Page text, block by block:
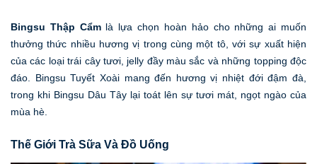
Bingsu Thập Cẩmlà lựa chọn hoàn hảo cho những ai muốn
thưởng thức nhiều hương vị trong cùng một tô, với sự xuất hiện
của các loại trái cây tươi, jelly đầy màu sắc và những topping độc
đáo. Bingsu Tuyết Xoài mang đến hương vị nhiệt đới đậm đà,
trong khi Bingsu Dâu Tây lại toát lên sự tươi mát, ngọt ngào của
mùa hè.
Thế Giới Trà Sữa Và Đồ Uống